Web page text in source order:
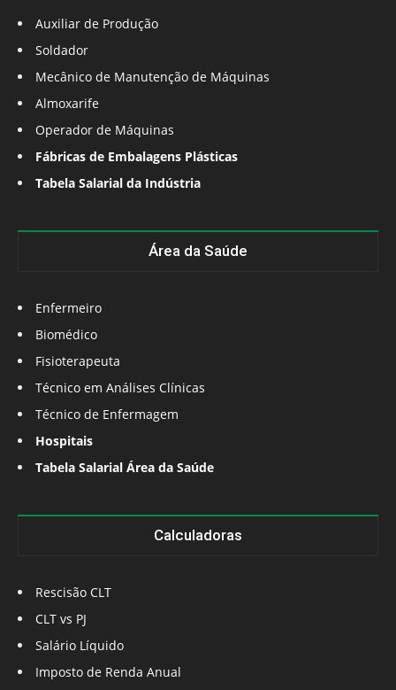
Auxiliar de Produção
Soldador
Mecânico de Manutenção de Máquinas
Almoxarife
Operador de Máquinas
Fábricas de Embalagens Plásticas
Tabela Salarial da Indústria
Área da Saúde
Enfermeiro
Biomédico
Fisioterapeuta
Técnico em Análises Clínicas
Técnico de Enfermagem
Hospitais
Tabela Salarial Área da Saúde
Calculadoras
Rescisão CLT
CLT vs PJ
Salário Líquido
Imposto de Renda Anual